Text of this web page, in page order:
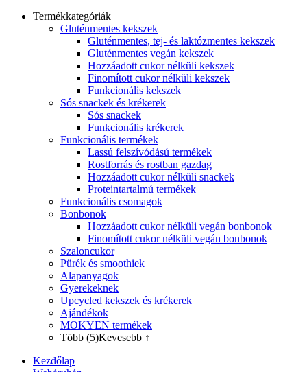
Termékkategóriák
Gluténmentes kekszek
Gluténmentes, tej- és laktózmentes kekszek
Gluténmentes vegán kekszek
Hozzáadott cukor nélküli kekszek
Finomított cukor nélküli kekszek
Funkcionális kekszek
Sós snackek és krékerek
Sós snackek
Funkcionális krékerek
Funkcionális termékek
Lassú felszívódású termékek
Rostforrás és rostban gazdag
Hozzáadott cukor nélküli snackek
Proteintartalmú termékek
Funkcionális csomagok
Bonbonok
Hozzáadott cukor nélküli vegán bonbonok
Finomított cukor nélküli vegán bonbonok
Szaloncukor
Pürék és smoothiek
Alapanyagok
Gyerekeknek
Upcycled kekszek és krékerek
Ajándékok
MOKYEN termékek
Több (5)Kevesebb ↑
Kezdőlap